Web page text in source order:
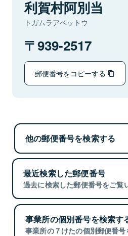
利賀村阿別当
トガムラアベットウ
939-2517
郵便番号をコピーする
他の郵便番号を検索する
最近検索した郵便番号
過去に検索した郵便番号をご覧
事業所の個別番号を検索す
事業所の７けたの個別郵便番号